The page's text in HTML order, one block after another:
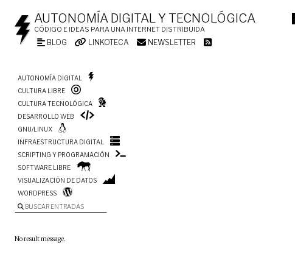
AUTONOMÍA DIGITAL Y TECNOLÓGICA
CÓDIGO E IDEAS PARA UNA INTERNET DISTRIBUIDA
BLOG LINKOTECA NEWSLETTER
AUTONOMÍA DIGITAL
CULTURA LIBRE
CULTURA TECNOLÓGICA
DESARROLLO WEB
GNU/LINUX
INFRAESTRUCTURA DIGITAL
SCRIPTING Y PROGRAMACIÓN
SOFTWARE LIBRE
VISUALIZACIÓN DE DATOS
WORDPRESS
BUSCAR ENTRADAS
No result message.